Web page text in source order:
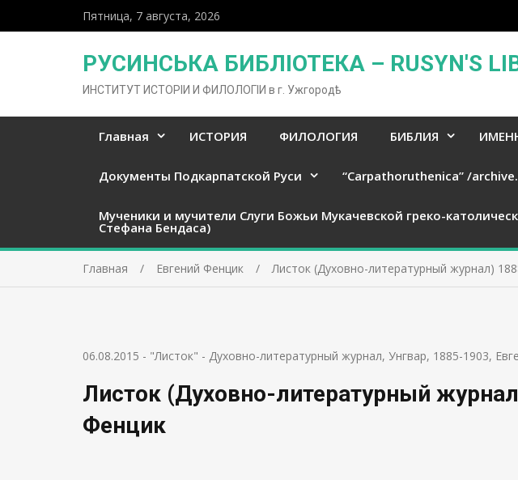
Пятница, 7 августа, 2026
РУСИНСЬКА БИБЛІОТЕКА – RUSYN'S
ИНСТИТУТ ИСТОРІИ И ФИЛОЛОГІИ в г. Ужгородѣ
Главная ИСТОРИЯ ФИЛОЛОГИЯ БИБЛИЯ
Документы Подкарпатской Руси “Carpathoruthenica” /
Мученики и мучители Слуги Божьи Мукачевской греко-
Стефана Бендаса)
Главная Евгений Фенцик Листок (Духовно-литературный журнал)
06.08.2015 - "Листок" - Духовно-литературный журнал, Унгвар, 1885-1903,
Листок (Духовно-литературный
Фенцик